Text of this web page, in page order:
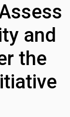
and
the